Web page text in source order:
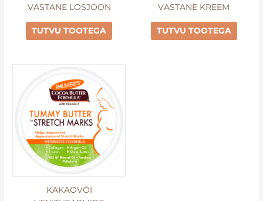
VASTANE LOSJOON
TUTVU TOOTEGA
VASTANE KREEM
TUTVU TOOTEGA
KAKAOVÕI